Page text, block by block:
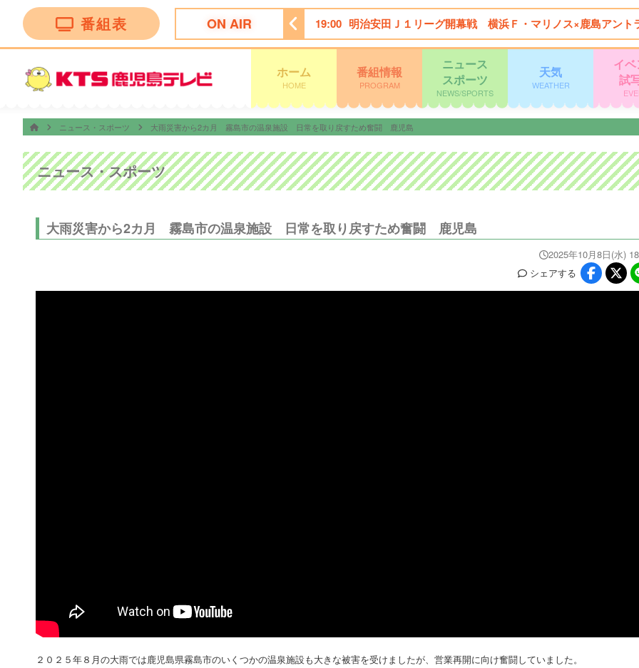
番組表 ON AIR
ｅｗｓ イット！第１部 18:09 ＫＴＳライブニュース 19:00 明治安田Ｊ１リーグ開幕戦 横浜Ｆ・マリノス×鹿島アント
ホーム
HOME
番組情報
PROGRAM
ニュース
スポーツ
NEWS/SPORTS
天気
WEATHER
イ
試
ニュース・スポーツ 大雨災害から2カ月 霧島市の温泉施設 日常を取り戻すため奮闘 鹿児島
ニュース・スポーツ
大雨災害から2カ月 霧島市の温泉施設 日常を取り戻すため奮闘 鹿児島
2025年10月8日(水)
シェアする
２０２５年８月の大雨では鹿児島県霧島市のいくつかの温泉施設も大きな被害を受けましたが、営業再開に向け奮闘していました。